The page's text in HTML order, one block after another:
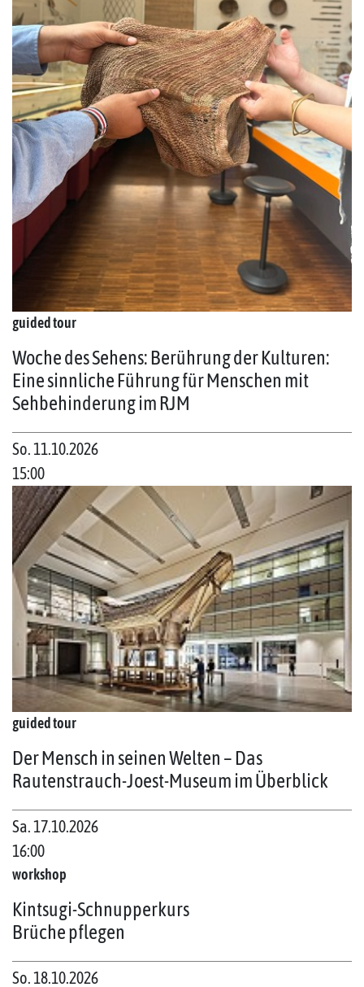
guided tour
Woche des Sehens: Berührung der Kulturen:
Eine sinnliche Führung für Menschen mit
Sehbehinderung im RJM
So. 11.10.2026
15:00
guided tour
Der Mensch in seinen Welten – Das
Rautenstrauch-Joest-Museum im Überblick
Sa. 17.10.2026
16:00
workshop
Kintsugi-Schnupperkurs
Brüche pflegen
So. 18.10.2026